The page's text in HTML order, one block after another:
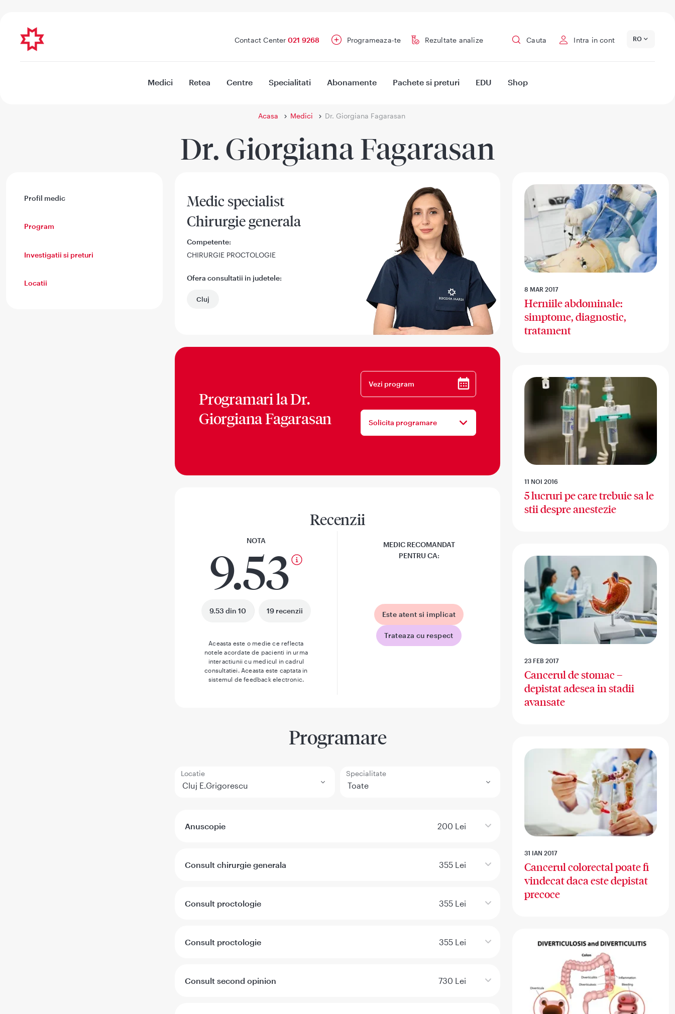
Contact Center 021 9268 Programeaza-te Rezultate analize Cauta Intra in cont RO
Medici Retea Centre Specialitati Abonamente Pachete si preturi EDU Shop
Acasa Medici Dr. Giorgiana Fagarasan
Dr. Giorgiana Fagarasan
Profil medic
Program
Investigatii si preturi
Locatii
Medic specialist
Chirurgie generala
Competente:
CHIRURGIE PROCTOLOGIE
Ofera consultatii in judetele:
Cluj
Programari laDr.
Giorgiana Fagarasan
Vezi program
Solicita programare
Recenzii
NOTA
9.53
9.53 din 10 19 recenzii
Aceasta este o medie ce reflecta
notele acordate de pacienti in urma
interactiunii cu medicul in cadrul
consultatiei. Aceasta este captata in
sistemul de feedback electronic.
MEDIC RECOMANDAT
PENTRU CA:
Este atent si implicat
Trateaza cu respect
Programare
Locatie Specialitate
Anuscopie 200 Lei
Consult chirurgie generala 355 Lei
Consult proctologie 355 Lei
Consult proctologie 355 Lei
Consult second opinion 730 Lei
8 MAR 2017
Herniile abdominale:
simptome, diagnostic,
tratament
11 NOI 2016
5 lucruri pe care trebuie sa le
stii despre anestezie
23 FEB 2017
Cancerul de stomac –
depistat adesea in stadii
avansate
31 IAN 2017
Cancerul colorectal poate fi
vindecat daca este depistat
precoce